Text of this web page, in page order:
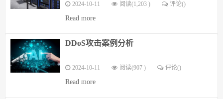
2024-10-11 阅读(1,203 ) 评论()
Read more
DDoS攻击案例分析
2024-10-11 阅读(907 ) 评论()
Read more